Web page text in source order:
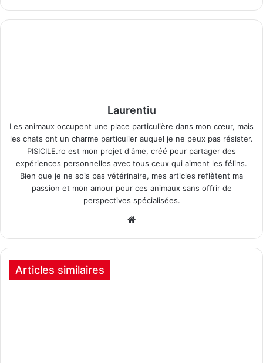
Laurentiu
Les animaux occupent une place particulière dans mon cœur, mais
les chats ont un charme particulier auquel je ne peux pas résister.
PISICILE.ro est mon projet d'âme, créé pour partager des
expériences personnelles avec tous ceux qui aiment les félins.
Bien que je ne sois pas vétérinaire, mes articles reflètent ma
passion et mon amour pour ces animaux sans offrir de
perspectives spécialisées.
Articles similaires